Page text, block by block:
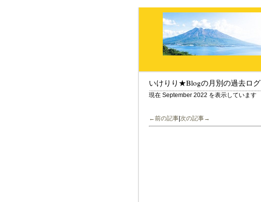
いけりり★Blogの月別の過去ログ
現在 September 2022 を表示しています
←前の記事 次の記事→